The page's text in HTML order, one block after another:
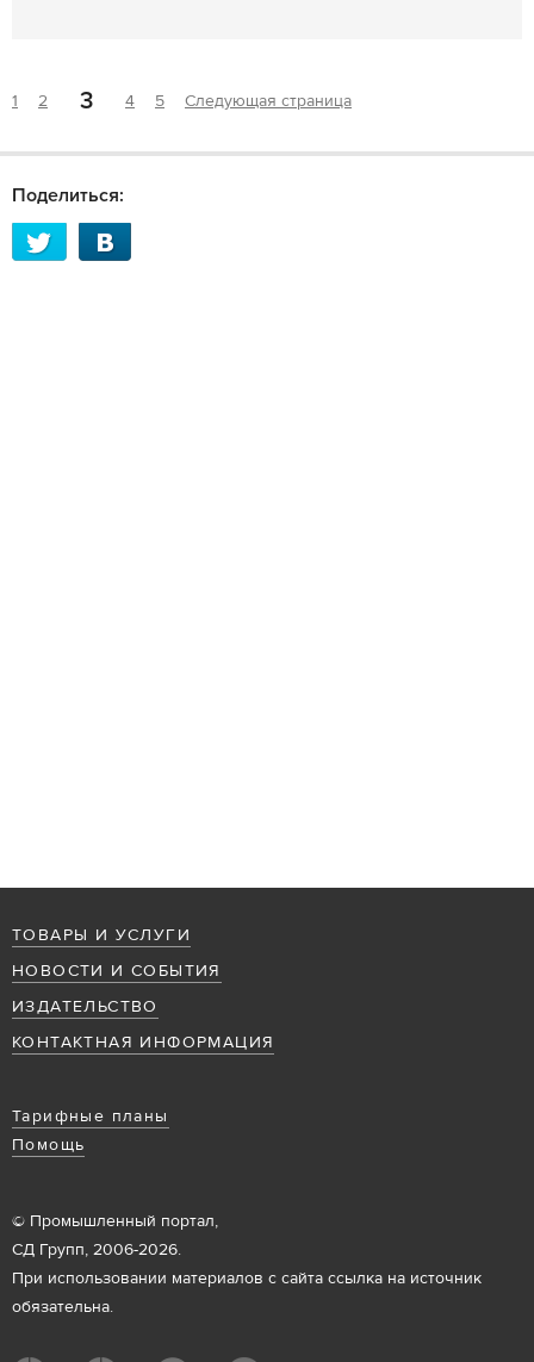
1 2 3 4 5 Следующая страница
Поделиться:
ТОВАРЫ И УСЛУГИ
НОВОСТИ И СОБЫТИЯ
ИЗДАТЕЛЬСТВО
КОНТАКТНАЯ ИНФОРМАЦИЯ
Тарифные планы
Помощь
© Промышленный портал,
СД Групп, 2006-2026.
При использовании материалов с сайта ссылка на источник
обязательна.